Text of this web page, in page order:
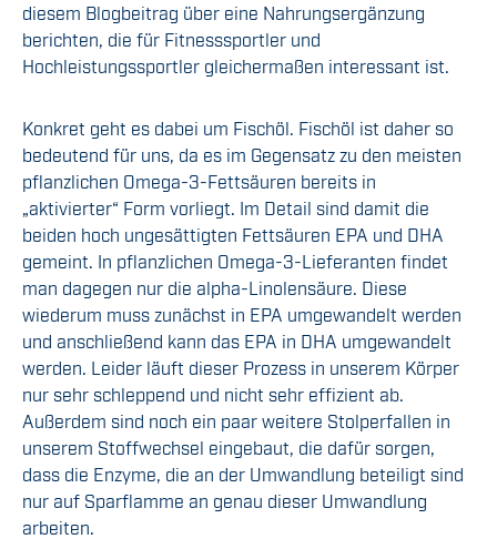
diesem Blogbeitrag über eine Nahrungsergänzung
berichten, die für Fitnesssportler und
Hochleistungssportler gleichermaßen interessant ist.
Konkret geht es dabei um Fischöl. Fischöl ist daher so
bedeutend für uns, da es im Gegensatz zu den meisten
pflanzlichen Omega-3-Fettsäuren bereits in
„aktivierter“ Form vorliegt. Im Detail sind damit die
beiden hoch ungesättigten Fettsäuren EPA und DHA
gemeint. In pflanzlichen Omega-3-Lieferanten findet
man dagegen nur die alpha-Linolensäure. Diese
wiederum muss zunächst in EPA umgewandelt werden
und anschließend kann das EPA in DHA umgewandelt
werden. Leider läuft dieser Prozess in unserem Körper
nur sehr schleppend und nicht sehr effizient ab.
Außerdem sind noch ein paar weitere Stolperfallen in
unserem Stoffwechsel eingebaut, die dafür sorgen,
dass die Enzyme, die an der Umwandlung beteiligt sind
nur auf Sparflamme an genau dieser Umwandlung
arbeiten.